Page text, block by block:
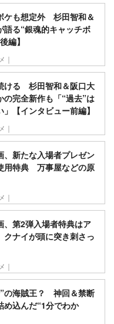
ケも想定外 杉田智和＆
語る“銀魂的キャッチボ
編】
｜
ける 杉田智和＆阪口大
完全新作も「“過去”は
【インタビュー前編】
｜
、新たな入場者プレゼン
用特典 万事屋などの原
｜
、第2弾入場者特典はア
ナイが頭に突き刺さっ
｜
”の海賊王？ 神回＆禁断
め込んだ“1分でわか